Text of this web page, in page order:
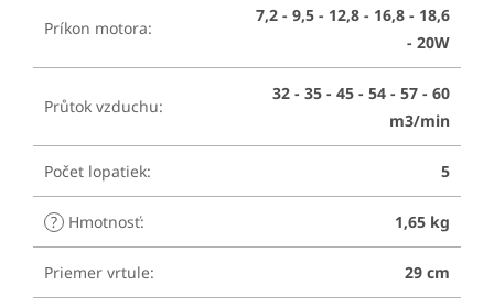
Príkon motora:
7,2 - 9,5 - 12,8 - 16,8 - 18,6
- 20W
Průtok vzduchu:
32 - 35 - 45 - 54 - 57 - 60
m3/min
Počet lopatiek: 5
? Hmotnosť: 1,65 kg
Priemer vrtule: 29 cm